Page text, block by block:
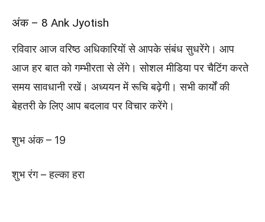
अंक – 8 Ank Jyotish
रविवार आज वरिष्ठ अधिकारियों से आपके संबंध सुधरेंगे। आप
आज हर बात को गम्भीरता से लेंगे। सोशल मीडिया पर चैटिंग करते
समय सावधानी रखें। अध्ययन में रूचि बढ़ेगी। सभी कार्यों की
बेहतरी के लिए आप बदलाव पर विचार करेंगे।
शुभ अंक – 19
शुभ रंग – हल्का हरा